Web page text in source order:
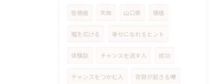
低価格 失敗 山口県 価格
幅を広げる 幸せになれるヒント
体験談 チャンスを逃す人 成功
チャンスをつかむ人 奇跡が起きる噂